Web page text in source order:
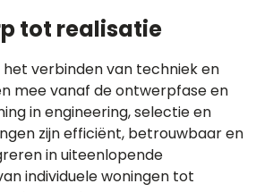
tot realisatie
verbinden van techniek en
mee vanaf de ontwerpfase en
in engineering, selectie en
zijn efficiënt, betrouwbaar en
in uiteenlopende
individuele woningen tot